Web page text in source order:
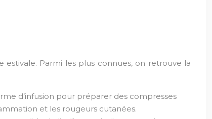
Parmi les plus connues, on retrouve la
d’infusion pour préparer des compresses
et les rougeurs cutanées.